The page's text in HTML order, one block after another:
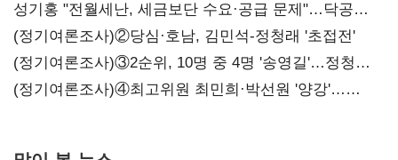
구조혁신
성기홍 "전월세난, 세금보단 수요·공급 문제"…닥공
시사
(정기여론조사)②당심·호남, 김민석-정청래 '초접전'
(정기여론조사)③2순위, 10명 중 4명 '송영길'…정청래
'한 자릿수'
(정기여론조사)④최고위원 최민희·박선원 '양강'…